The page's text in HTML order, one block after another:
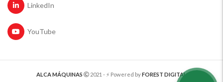
LinkedIn
YouTube
ALCA MÁQUINAS 2021 - ⚡️ Powered byFOREST DIGITAL